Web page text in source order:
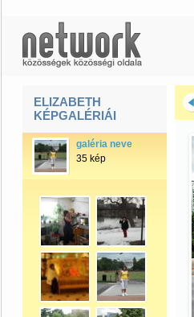
ELIZABETH
KÉPGALÉRIÁI
galéria neve
35 kép